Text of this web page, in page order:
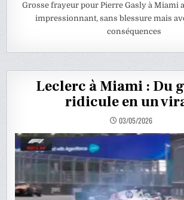
Grosse frayeur pour Pierre Gasly à Miami
impressionnant, sans blessure mais
conséquences
Leclerc à Miami : Du
ridicule en un
03/05/2026